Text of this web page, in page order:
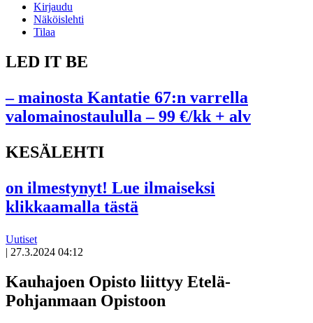
Kirjaudu
Näköislehti
Tilaa
LED IT BE
– mainosta Kantatie 67:n varrella
valomainostaululla – 99 €/kk + alv
KESÄLEHTI
on ilmestynyt! Lue ilmaiseksi
klikkaamalla tästä
Uutiset
| 27.3.2024 04:12
Kauhajoen Opisto liittyy Etelä-
Pohjanmaan Opistoon